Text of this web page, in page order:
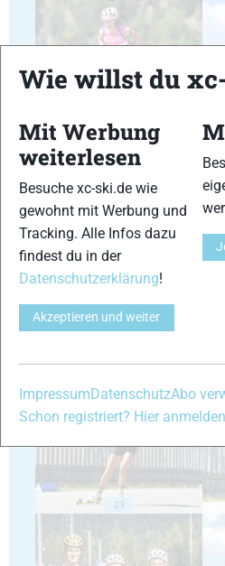
23
Wie willst du
Mit Werbung
weiterlesen
Besuche xc-ski.de wie
gewohnt mit Werbung und
Tracking. Alle Infos dazu
findest du in der
Datenschutzerklärung!
Akzeptieren und weiter
Impressum DatenschutzAbo
Schon registriert? Hier anmelden